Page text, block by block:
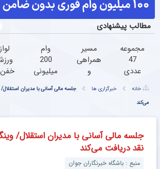
مطالب پیشنهادی
مجموعه
47
عددی
پیچ
گوشتی
شارژی
به مدت
محدود)
مسیر
همراهی
و
عملکرد
اسنپ
وام
200
میلیونی
آبان
تتر.
الان
هویت
خانه خبرگزاری ها
جلسه مالی آسانی با مدیران استقلال/
می‌کند
جلسه مالی آسانی با مدیران استقلال/
نقد دریافت می‌کند
منبع : باشگاه خبرنگاران جوان